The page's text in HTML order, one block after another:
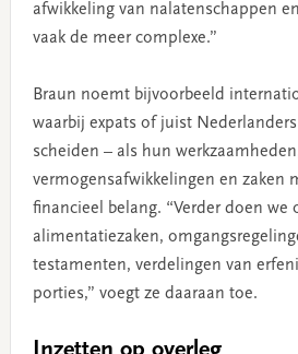
afwikkeling van nalatenschappen
vaak de meer complexe.”
Braun noemt bijvoorbeeld
waarbij expats of juist
scheiden – als hun
vermogensafwikkelingen en zaken
financieel belang. “Verder doen we
alimentatiezaken,
testamenten, verdelingen van
porties,” voegt ze daaraan toe.